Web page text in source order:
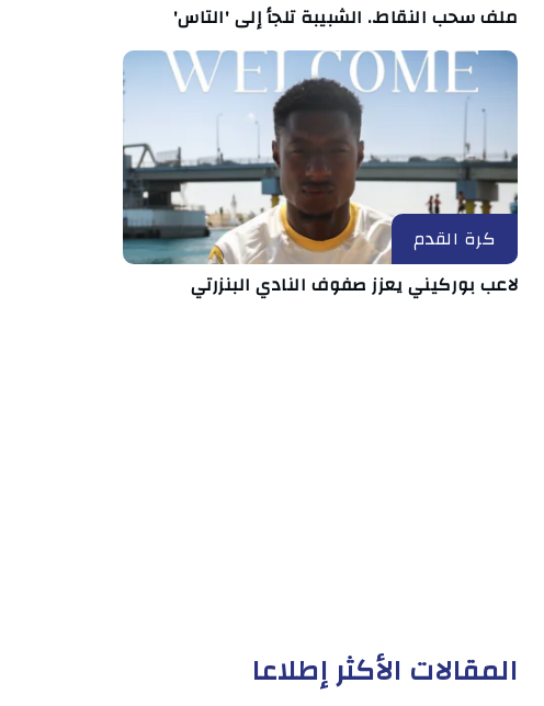
ملف سحب النقاط.. الشبيبة تلجأ إلى 'التاس'
كرة القدم
لاعب بوركيني يعزز صفوف النادي البنزرتي
المقالات الأكثر إطلاعا